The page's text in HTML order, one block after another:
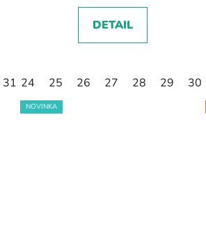
31
DETAIL
24 25 26 27 28 29 30
NOVINKA